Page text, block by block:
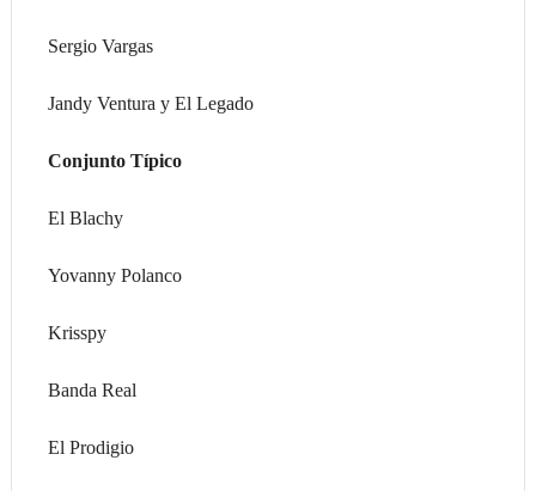
Sergio Vargas
Jandy Ventura y El Legado
Conjunto Típico
El Blachy
Yovanny Polanco
Krisspy
Banda Real
El Prodigio